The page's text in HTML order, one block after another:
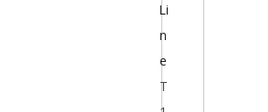
Li
n
e
T